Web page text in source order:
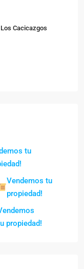
Cacicazgos
tu
Vendemos tu
propiedad!
propiedad!